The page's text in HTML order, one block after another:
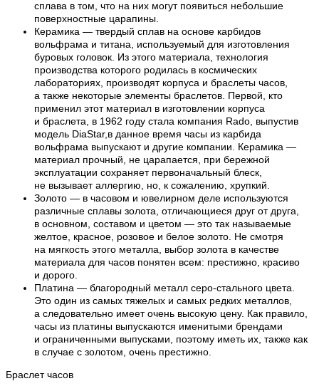
сплава в том, что на них могут появиться небольшие
поверхностные царапины.
Керамика — твердый сплав на основе карбидов
вольфрама и титана, используемый для изготовления
буровых головок. Из этого материала, технология
производства которого родилась в космических
лабораториях, производят корпуса и браслеты часов,
а также некоторые элементы браслетов. Первой, кто
применил этот материал в изготовлении корпуса
и браслета, в 1962 году стала компания Rado, выпустив
модель DiaStar,в данное время часы из карбида
вольфрама выпускают и другие компании. Керамика —
материал прочный, не царапается, при бережной
эксплуатации сохраняет первоначальный блеск,
не вызывает аллергию, но, к сожалению, хрупкий.
Золото — в часовом и ювелирном деле используются
различные сплавы золота, отличающиеся друг от друга,
в основном, составом и цветом — это так называемые
желтое, красное, розовое и белое золото. Не смотря
на мягкость этого металла, выбор золота в качестве
материала для часов понятен всем: престижно, красиво
и дорого.
Платина — благородный металл серо-стального цвета.
Это один из самых тяжелых и самых редких металлов,
а следовательно имеет очень высокую цену. Как правило,
часы из платины выпускаются именитыми брендами
и ограниченными выпусками, поэтому иметь их, также как
в случае с золотом, очень престижно.
Браслет часов